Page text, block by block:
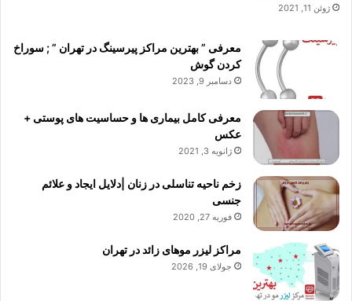
ژوئن 11, 2021
معرفی ” بهترین مراکز پیرسینگ در تهران ” ; سوراخ
کردن گوش
دسامبر 9, 2023
معرفی کامل بیماری ها و حساسیت های پوستی +
عکس
ژانویه 3, 2021
زخم ناحیه تناسلی در زنان |دلایل ایجاد و علائم
جنسی
فوریه 27, 2020
مراکز لیزر موهای زائد در تهران
جولای 19, 2026